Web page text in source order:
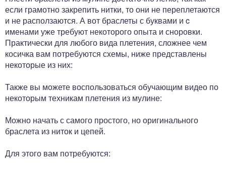
если грамотно закрепить нитки, то они не переплетаются
и не расползаются. А вот браслеты с буквами и c
именами уже требуют некоторого опыта и сноровки.
Практически для любого вида плетения, сложнее чем
косичка вам потребуются схемы, ниже представлены
некоторые из них:
Также вы можете воспользоваться обучающим видео по
некоторым техникам плетения из мулине:
Можно начать с самого простого, но оригинального
браслета из ниток и цепей.
Для этого вам потребуются: